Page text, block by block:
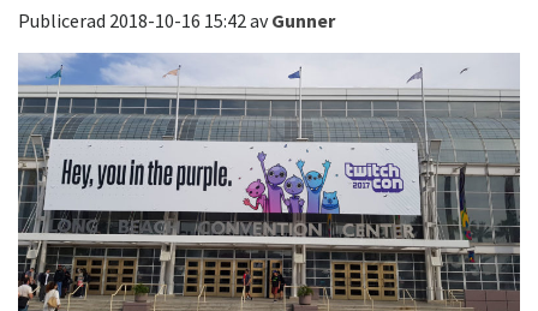
Publicerad 2018-10-16 15:42avGunner